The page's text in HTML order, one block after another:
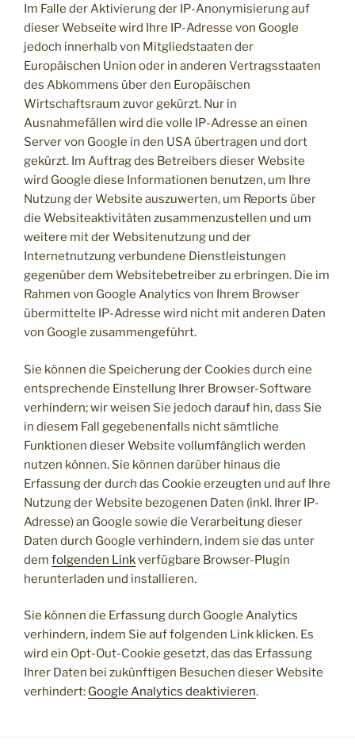
Im Falle der Aktivierung der IP-Anonymisierung auf
dieser Webseite wird Ihre IP-Adresse von Google
jedoch innerhalb von Mitgliedstaaten der
Europäischen Union oder in anderen Vertragsstaaten
des Abkommens über den Europäischen
Wirtschaftsraum zuvor gekürzt. Nur in
Ausnahmefällen wird die volle IP-Adresse an einen
Server von Google in den USA übertragen und dort
gekürzt. Im Auftrag des Betreibers dieser Website
wird Google diese Informationen benutzen, um Ihre
Nutzung der Website auszuwerten, um Reports über
die Websiteaktivitäten zusammenzustellen und um
weitere mit der Websitenutzung und der
Internetnutzung verbundene Dienstleistungen
gegenüber dem Websitebetreiber zu erbringen. Die im
Rahmen von Google Analytics von Ihrem Browser
übermittelte IP-Adresse wird nicht mit anderen Daten
von Google zusammengeführt.
Sie können die Speicherung der Cookies durch eine
entsprechende Einstellung Ihrer Browser-Software
verhindern; wir weisen Sie jedoch darauf hin, dass Sie
in diesem Fall gegebenenfalls nicht sämtliche
Funktionen dieser Website vollumfänglich werden
nutzen können. Sie können darüber hinaus die
Erfassung der durch das Cookie erzeugten und auf Ihre
Nutzung der Website bezogenen Daten (inkl. Ihrer IP-
Adresse) an Google sowie die Verarbeitung dieser
Daten durch Google verhindern, indem sie das unter
dem folgenden Linkverfügbare Browser-Plugin
herunterladen und installieren.
Sie können die Erfassung durch Google Analytics
verhindern, indem Sie auf folgenden Link klicken. Es
wird ein Opt-Out-Cookie gesetzt, das das Erfassung
Ihrer Daten bei zukünftigen Besuchen dieser Website
verhindert: Google Analytics deaktivieren.